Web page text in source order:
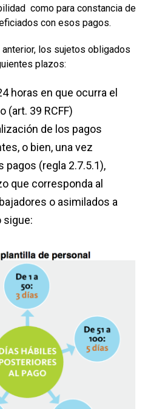
como para constancia de
con esos pagos.
anterior, los sujetos obligados
plazos:
horas en que ocurra el
(art. 39 RCFF)
de los pagos
o bien, una vez
pagos (regla 2.7.5.1),
que corresponda al
o asimilados a
sigue: